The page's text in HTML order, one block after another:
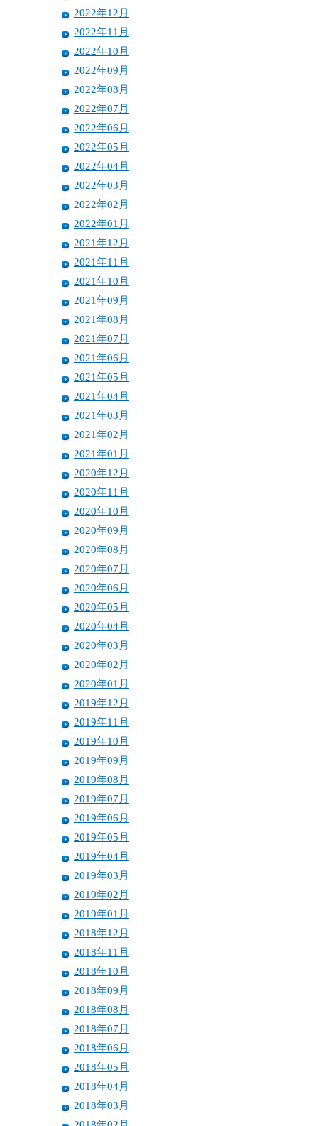
2022年12月
2022年11月
2022年10月
2022年09月
2022年08月
2022年07月
2022年06月
2022年05月
2022年04月
2022年03月
2022年02月
2022年01月
2021年12月
2021年11月
2021年10月
2021年09月
2021年08月
2021年07月
2021年06月
2021年05月
2021年04月
2021年03月
2021年02月
2021年01月
2020年12月
2020年11月
2020年10月
2020年09月
2020年08月
2020年07月
2020年06月
2020年05月
2020年04月
2020年03月
2020年02月
2020年01月
2019年12月
2019年11月
2019年10月
2019年09月
2019年08月
2019年07月
2019年06月
2019年05月
2019年04月
2019年03月
2019年02月
2019年01月
2018年12月
2018年11月
2018年10月
2018年09月
2018年08月
2018年07月
2018年06月
2018年05月
2018年04月
2018年03月